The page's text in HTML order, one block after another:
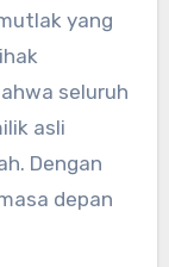
yang
seluruh
asli
Dengan
depan